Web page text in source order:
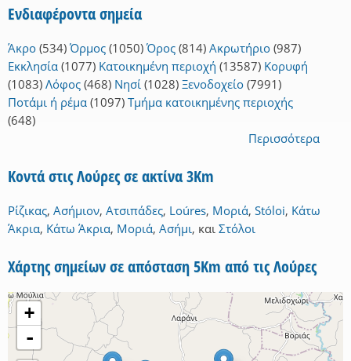
Ενδιαφέροντα σημεία
Άκρο (534) Όρμος (1050) Όρος (814) Ακρωτήριο (987)
Εκκλησία (1077) Κατοικημένη περιοχή (13587) Κορυφή
(1083) Λόφος (468) Νησί (1028) Ξενοδοχείο (7991)
Ποτάμι ή ρέμα (1097) Τμήμα κατοικημένης περιοχής
(648)
Περισσότερα
Κοντά στις Λούρες σε ακτίνα 3Km
Ρίζικας, Ασήμιον, Ατσιπάδες, Loúres, Μοριά, Stóloi, Κάτω
Άκρια, Κάτω Άκρια, Μοριά, Ασήμι, και Στόλοι
Χάρτης σημείων σε απόσταση 5Km από τις Λούρες
+
-